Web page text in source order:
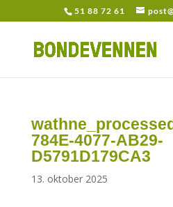
51 88 72 61
784E-4077-AB29-
D5791D179CA3
13. oktober 2025